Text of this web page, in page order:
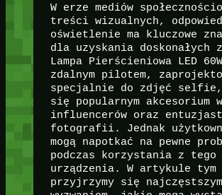
W erze mediów
treści wizualnych,
oświetlenie ma kluczowe
dla uzyskania doskonałych
Lampa Pierścieniowa LED
zdalnym pilotem,
specjalnie do zdjęć
się popularnym akcesorium
influencerów oraz
fotografii. Jednak
mogą napotkać na pewne
podczas korzystania z tego
urządzenia. W artykule tym
przyjrzymy się najczęstszym